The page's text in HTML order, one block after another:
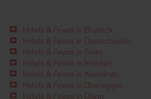
Hotels & Fewos in Bruneck
Hotels & Fewos in Deutschnofen
Hotels & Fewos in Gsies
Hotels & Fewos in Innichen
Hotels & Fewos in Kastelruth
Hotels & Fewos in Obereggen
Hotels & Fewos in Olang